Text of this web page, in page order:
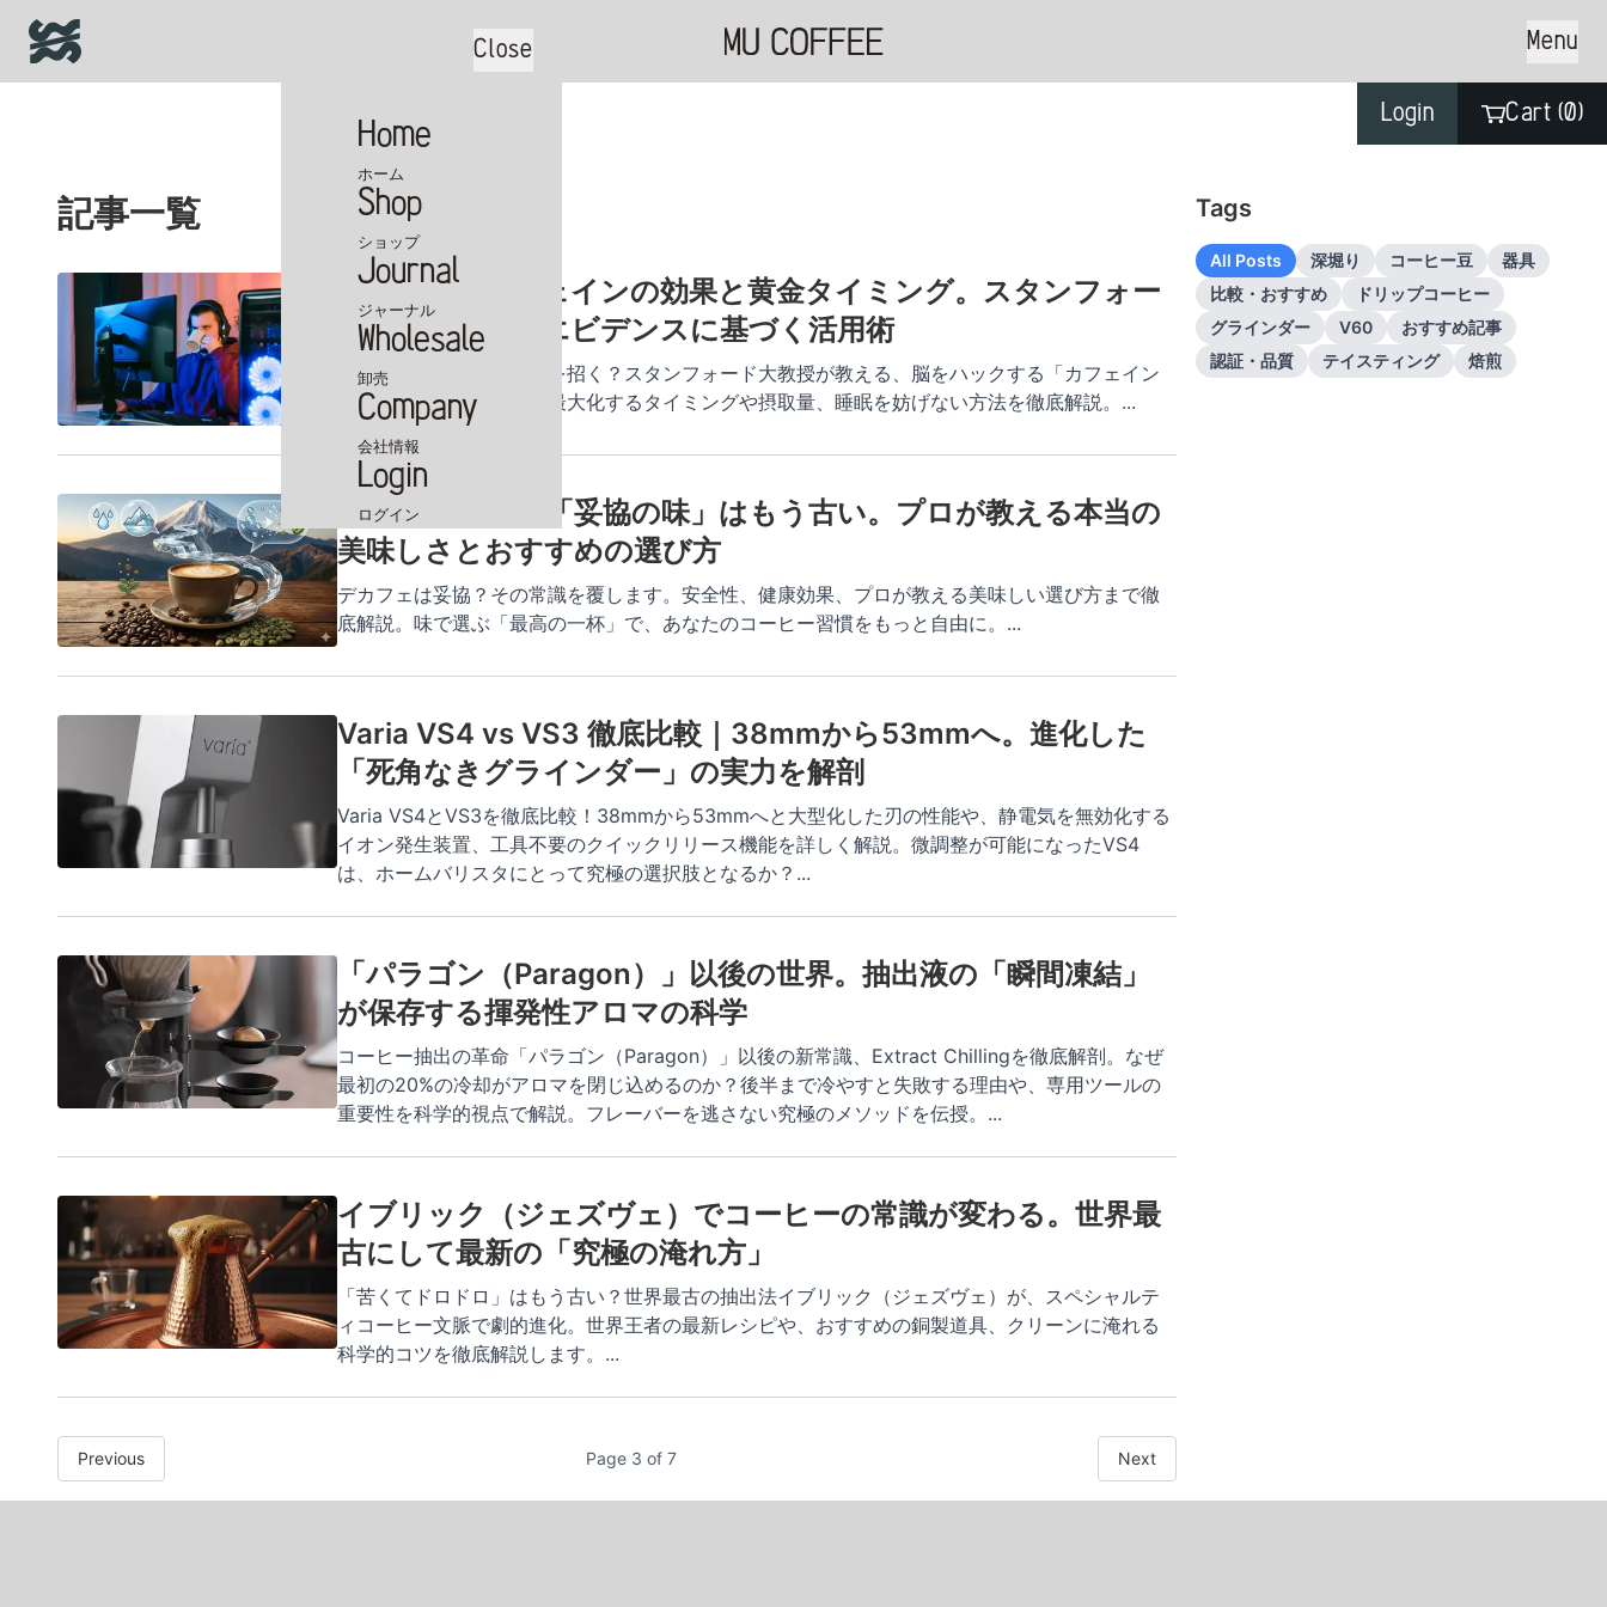
Menu
Login Cart (0)
Close
Home
ホーム
Shop
ショップ
Journal
ジャーナル
Wholesale
卸売
Company
会社情報
Login
ログイン
記事一覧
【完全版】カフェインの効果と黄金タイミング。スタンフォー
ド教授の科学的エビデンスに基づく活用術
朝のコーヒーは実は眠気を招く？スタンフォード大教授が教える、脳をハックする「カフェイン
戦略」の全貌。集中力を最大化するタイミングや摂取量、睡眠を妨げない方法を徹底解説。 ...
デカフェとは？「妥協の味」はもう古い。プロが教える本当の
美味しさとおすすめの選び方
デカフェは妥協？その常識を覆します。安全性、健康効果、プロが教える美味しい選び方まで徹
底解説。味で選ぶ「最高の一杯」で、あなたのコーヒー習慣をもっと自由に。 ...
Varia VS4 vs VS3 徹底比較｜38mmから53mmへ。進化した
「死角なきグラインダー」の実力を解剖
Varia VS4とVS3を徹底比較！38mmから53mmへと大型化した刃の性能や、静電気を無効化する
イオン発生装置、工具不要のクイックリリース機能を詳しく解説。微調整が可能になったVS4
は、ホームバリスタにとって究極の選択肢となるか？ ...
「パラゴン（Paragon）」以後の世界。抽出液の「瞬間凍結」
が保存する揮発性アロマの科学
コーヒー抽出の革命「パラゴン（Paragon）」以後の新常識、Extract Chillingを徹底解剖。なぜ
最初の20%の冷却がアロマを閉じ込めるのか？後半まで冷やすと失敗する理由や、専用ツールの
重要性を科学的視点で解説。フレーバーを逃さない究極のメソッドを伝授。 ...
イブリック（ジェズヴェ）でコーヒーの常識が変わる。世界最
古にして最新の「究極の淹れ方」
「苦くてドロドロ」はもう古い？世界最古の抽出法イブリック（ジェズヴェ）が、スペシャルテ
ィコーヒー文脈で劇的進化。世界王者の最新レシピや、おすすめの銅製道具、クリーンに淹れる
科学的コツを徹底解説します。 ...
Previous Page 3 of 7 Next
Tags
All Posts 深堀り コーヒー豆
器具
比較・おすすめ
ドリップコーヒー
グラインダー
V60
おすすめ記事
認証・品質
テイスティング 焙煎